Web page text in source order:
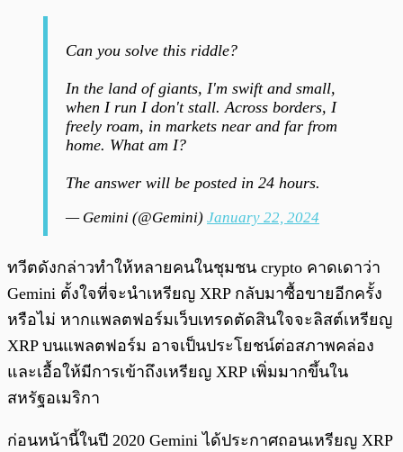
Can you solve this riddle?
In the land of giants, I'm swift and small,
when I run I don't stall. Across borders, I
freely roam, in markets near and far from
home. What am I?
The answer will be posted in 24 hours.
— Gemini (@Gemini) January 22, 2024
ทวีตดังกล่าวทำให้หลายคนในชุมชน crypto คาดเดาว่า
Gemini ตั้งใจที่จะนำเหรียญ XRP กลับมาซื้อขายอีกครั้ง
หรือไม่ หากแพลตฟอร์มเว็บเทรดตัดสินใจจะลิสต์เหรียญ
XRP บนแพลตฟอร์ม อาจเป็นประโยชน์ต่อสภาพคล่อง
และเอื้อให้มีการเข้าถึงเหรียญ XRP เพิ่มมากขึ้นใน
สหรัฐอเมริกา
ก่อนหน้านี้ในปี 2020 Gemini ได้ประกาศถอนเหรียญ XRP